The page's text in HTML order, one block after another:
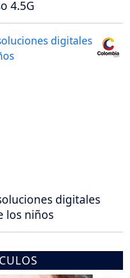
4.5G
digitales
los niños